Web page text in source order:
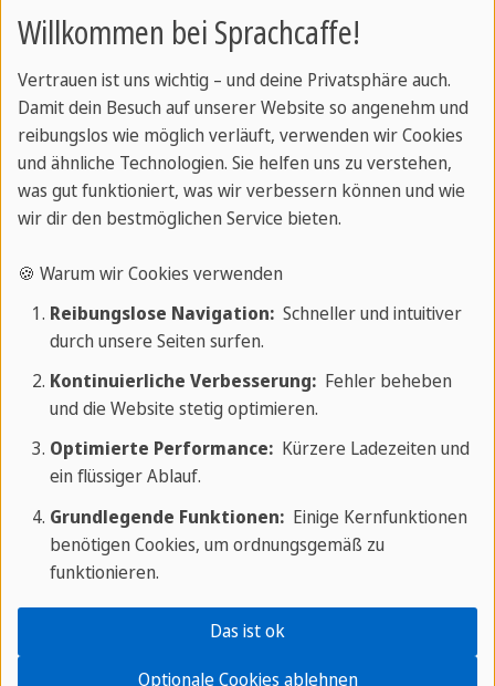
Wir bei Expat.com verstehen die Herausforderungen,
die mit dem Umzug ins Ausland verbunden sind –
vom Umgang mit den Formalitäten des neuen Landes
hin zur Suche eines neuen Jobs und einer Wohnung.
Wir glauben, dass das Erlernen der Sprache Ihres
Gastlandes Ihnen dabei hilft, diese Schwierigkeiten zu
wenn es darum geht, sich an den Alltag anzupassen.
Außerdem ermöglicht Ihnen das Lernen der Sprache
einen besseren Einblick in die lokale Kultur – Sie
lernen etwas über die Werte Ihres Gastlandes, die
Etikette und Sie sind weniger von Missverständnissen
betroffen, die sich aufgrund des Mangels an
Kommunikation einstellen.
Das Lernen und Anwenden der Sprache Ihres
Gastlandes ermöglicht mehr soziale Interaktion und
gibt Ihnen die Möglichkeit, neue Leute zu treffen.
Außerdem werden die Einheimischen Ihre
Willkommen bei Sprachcaffe!
Vertrauen ist uns wichtig – und deine Privatsphäre auch.
Damit dein Besuch auf unserer Website so angenehm und
reibungslos wie möglich verläuft, verwenden wir Cookies
und ähnliche Technologien. Sie helfen uns zu verstehen,
was gut funktioniert, was wir verbessern können und wie
wir dir den bestmöglichen Service bieten.
🍪 Warum wir Cookies verwenden
Reibungslose Navigation:Schneller und intuitiver
durch unsere Seiten surfen.
Kontinuierliche Verbesserung:Fehler beheben
und die Website stetig optimieren.
Optimierte Performance:Kürzere Ladezeiten und
ein flüssiger Ablauf.
Grundlegende Funktionen:Einige Kernfunktionen
benötigen Cookies, um ordnungsgemäß zu
funktionieren.
Optionale Cookies ablehnen
Das ist ok